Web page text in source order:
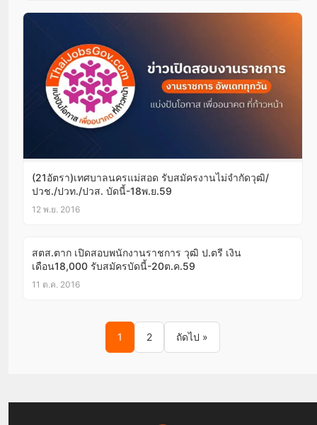
(21อัตรา)เทศบาลนครแม่สอด รับสมัครงานไม่จำกัดวุฒิ/
ปวช./ปวท./ปวส. บัดนี้-18พ.ย.59
12 พ.ย. 2016
สตส.ตาก เปิดสอบพนักงานราชการ วุฒิ ป.ตรี เงิน
เดือน18,000 รับสมัครบัดนี้-20ต.ค.59
11 ต.ค. 2016
Posts pagination
1 2 ถัดไป »